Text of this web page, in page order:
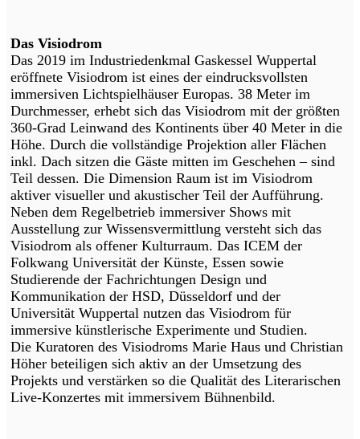
Das Visiodrom
Das 2019 im Industriedenkmal Gaskessel Wuppertal
eröffnete Visiodrom ist eines der eindrucksvollsten
immersiven Lichtspielhäuser Europas. 38 Meter im
Durchmesser, erhebt sich das Visiodrom mit der größten
360-Grad Leinwand des Kontinents über 40 Meter in die
Höhe. Durch die vollständige Projektion aller Flächen
inkl. Dach sitzen die Gäste mitten im Geschehen – sind
Teil dessen. Die Dimension Raum ist im Visiodrom
aktiver visueller und akustischer Teil der Aufführung.
Neben dem Regelbetrieb immersiver Shows mit
Ausstellung zur Wissensvermittlung versteht sich das
Visiodrom als offener Kulturraum. Das ICEM der
Folkwang Universität der Künste, Essen sowie
Studierende der Fachrichtungen Design und
Kommunikation der HSD, Düsseldorf und der
Universität Wuppertal nutzen das Visiodrom für
immersive künstlerische Experimente und Studien.
Die Kuratoren des Visiodroms Marie Haus und Christian
Höher beteiligen sich aktiv an der Umsetzung des
Projekts und verstärken so die Qualität des Literarischen
Live-Konzertes mit immersivem Bühnenbild.